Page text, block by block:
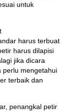
untuk
harus terbuat
harus dilapisi
jika dicara
perlu mengetahui
terbaik dan
penangkal petir